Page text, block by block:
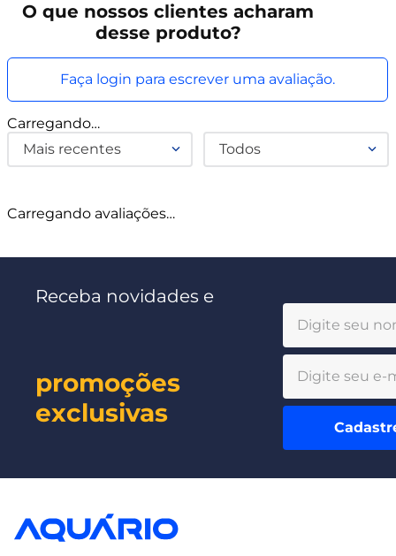
O que nossos clientes acharam
desse produto?
Carregando…
Faça login para escrever uma avaliação.
Mais recentes Todos
Carregando avaliações…
Receba novidades e
promoções
exclusivas